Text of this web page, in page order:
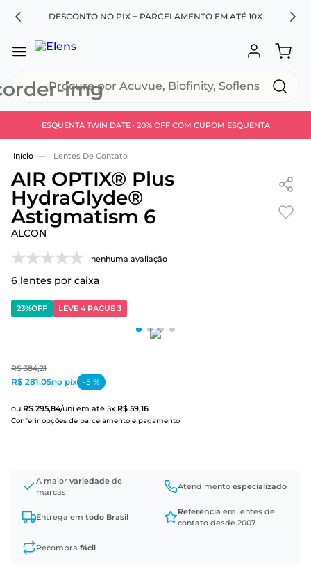
DESCONTO NO PIX + PARCELAMENTO EM ATÉ 10X
ESQUENTA TWIN DATE · 20% OFF COM CUPOM ESQUENTA
Use 30HOJE e ganhe 30% OFF + economia extra no
Lentes De Contato
AIR OPTIX® Plus
HydraGlyde®
Astigmatism 6
ALCON
nenhuma avaliação
6 lentes por caixa
23%OFF LEVE 4 PAGUE 3
ou R$ 295,84/uni em até 5x R$ 59,16
Conferir opções de parcelamento e pagamento
R$ 384,21
R$ 281,05no pix -5 %
A maior variedade de
marcas
Atendimento especializado
Entrega em todo Brasil
Referência em lentes de
contato desde 2007
Recompra fácil